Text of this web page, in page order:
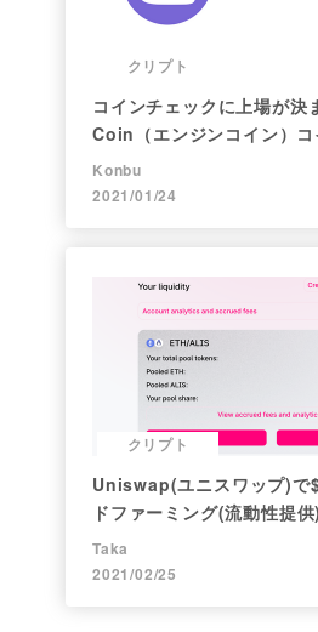
クリプト
コインチェックに上場が
Coin（エンジンコイン）
Konbu
2021/01/24
クリプト
Uniswap(ユニスワップ)で
ドファーミング(流動性提
Taka
2021/02/25